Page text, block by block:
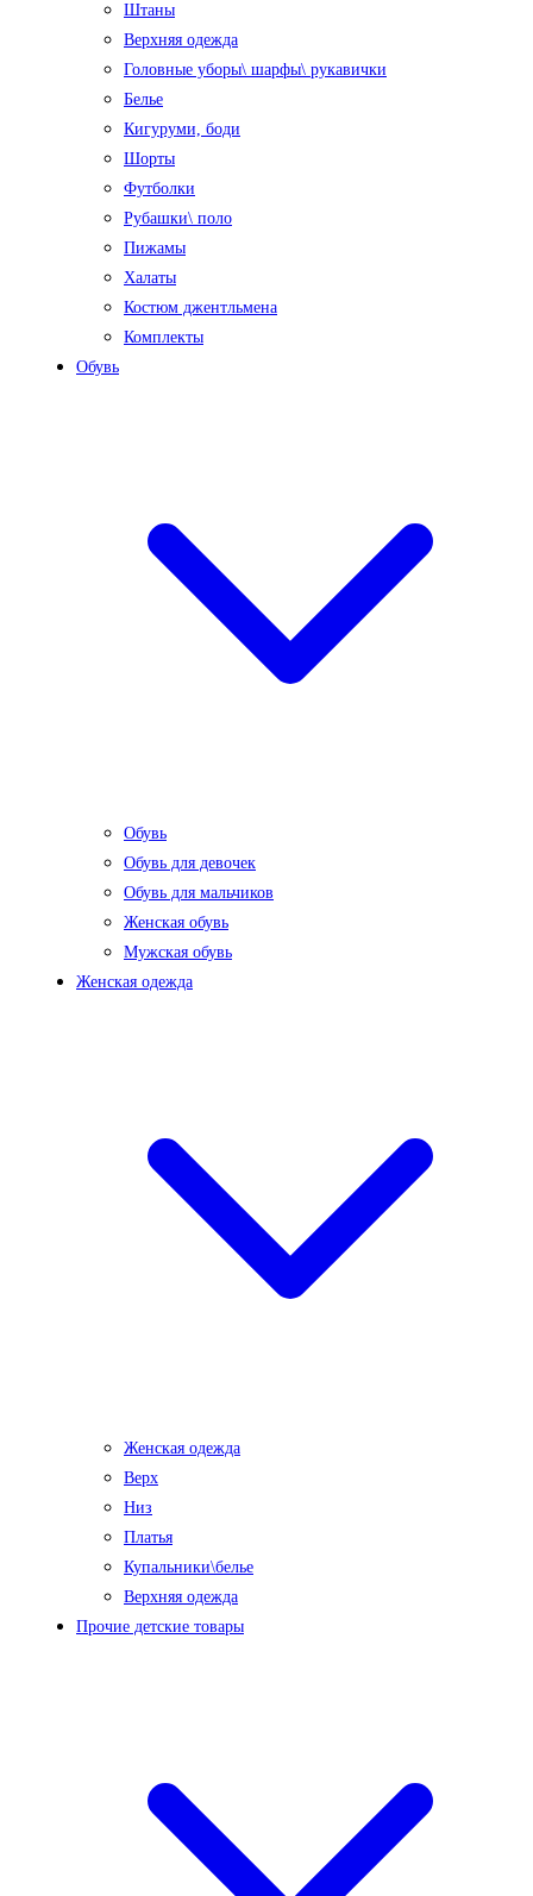
Штаны
Верхняя одежда
Головные уборы\ шарфы\ рукавички
Белье
Кигуруми, боди
Шорты
Футболки
Рубашки\ поло
Пижамы
Халаты
Костюм джентльмена
Комплекты
Обувь
Обувь
Обувь для девочек
Обувь для мальчиков
Женская обувь
Мужская обувь
Женская одежда
Женская одежда
Верх
Низ
Платья
Купальники\белье
Верхняя одежда
Прочие детские товары